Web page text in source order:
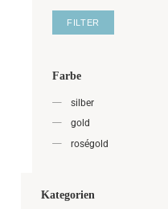
FILTER
Farbe
silber
gold
roségold
Kategorien